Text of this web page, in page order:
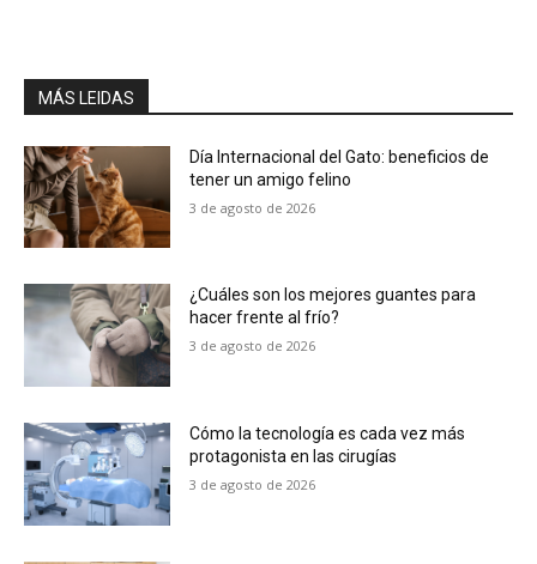
MÁS LEIDAS
Día Internacional del Gato: beneficios de
tener un amigo felino
3 de agosto de 2026
¿Cuáles son los mejores guantes para
hacer frente al frío?
3 de agosto de 2026
Cómo la tecnología es cada vez más
protagonista en las cirugías
3 de agosto de 2026